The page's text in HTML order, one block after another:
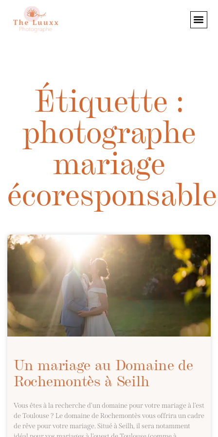
Étiquette :
photographe
mariage
écoresponsable
Un mariage au Domaine de
Rochemontès à Seilh
Vous êtes à la recherche d’un domaine pour votre mariage à l’est
de Toulouse ? Le domaine de Rochemontès vous offrira un cadre
de rêve pour votre mariage. Situé à Seilh, il sera notamment